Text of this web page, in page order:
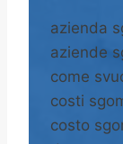
e
n
a
azienda
aziende
come
costi
costo